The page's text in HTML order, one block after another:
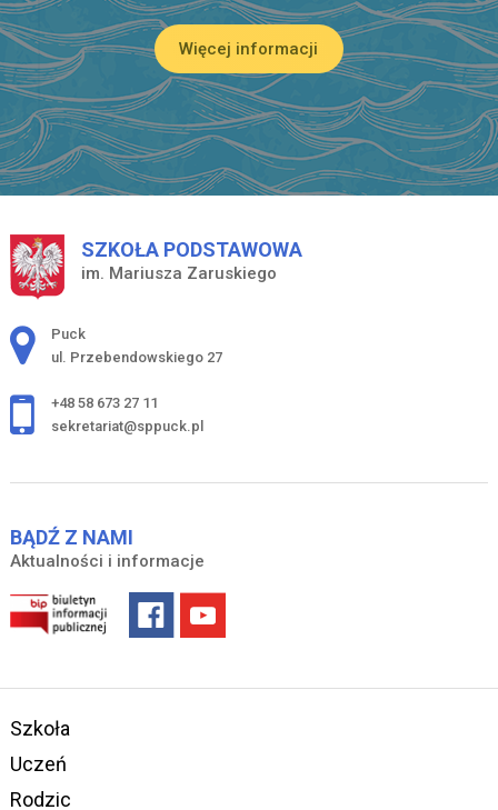
Więcej informacji
SZKOŁA PODSTAWOWA
im. Mariusza Zaruskiego
Adres pocztowy:
Puck
ul. Przebendowskiego 27
+48 58 673 27 11
sekretariat@sppuck.pl
BĄDŹ Z NAMI
Aktualności i informacje
Szkoła
Uczeń
Rodzic